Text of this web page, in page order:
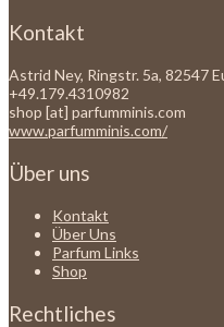
Kontakt
Astrid Ney, Ringstr. 5a, 82547
+49.179.4310982
shop [at] parfumminis.com
www.parfumminis.com/
Über uns
Kontakt
Über Uns
Parfum Links
Shop
Rechtliches